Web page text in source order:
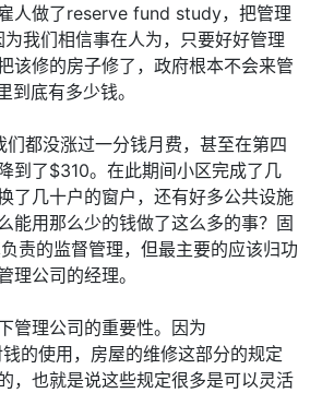
人做了reserve fund study，把管理
我们相信事在人为，只要好好管理
该修的房子修了，政府根本不会来管
底有多少钱。
们都没涨过一分钱月费，甚至在第四
到了$310。在此期间小区完成了几
了几十户的窗户，还有好多公共设施
能用那么少的钱做了这么多的事？固
责的监督管理，但最主要的应该归功
理公司的经理。
管理公司的重要性。因为
的使用，房屋的维修这部分的规定
，也就是说这些规定很多是可以灵活